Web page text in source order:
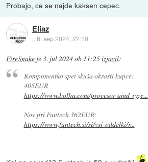
Probajo, ce se najde kaksen cepec.
Eliaz
::6. sep 2024, 22:10
FireSnake je3. jul 2024 ob 11:25izjavil:
Komponentko spet skuša okrasti kupce:
405EUR
https://www.bolha.com/procesor-amd-ryze...
Nov pri Funtech 362EUR:
https://www.funtech.si/si/vsi-oddelki/r...